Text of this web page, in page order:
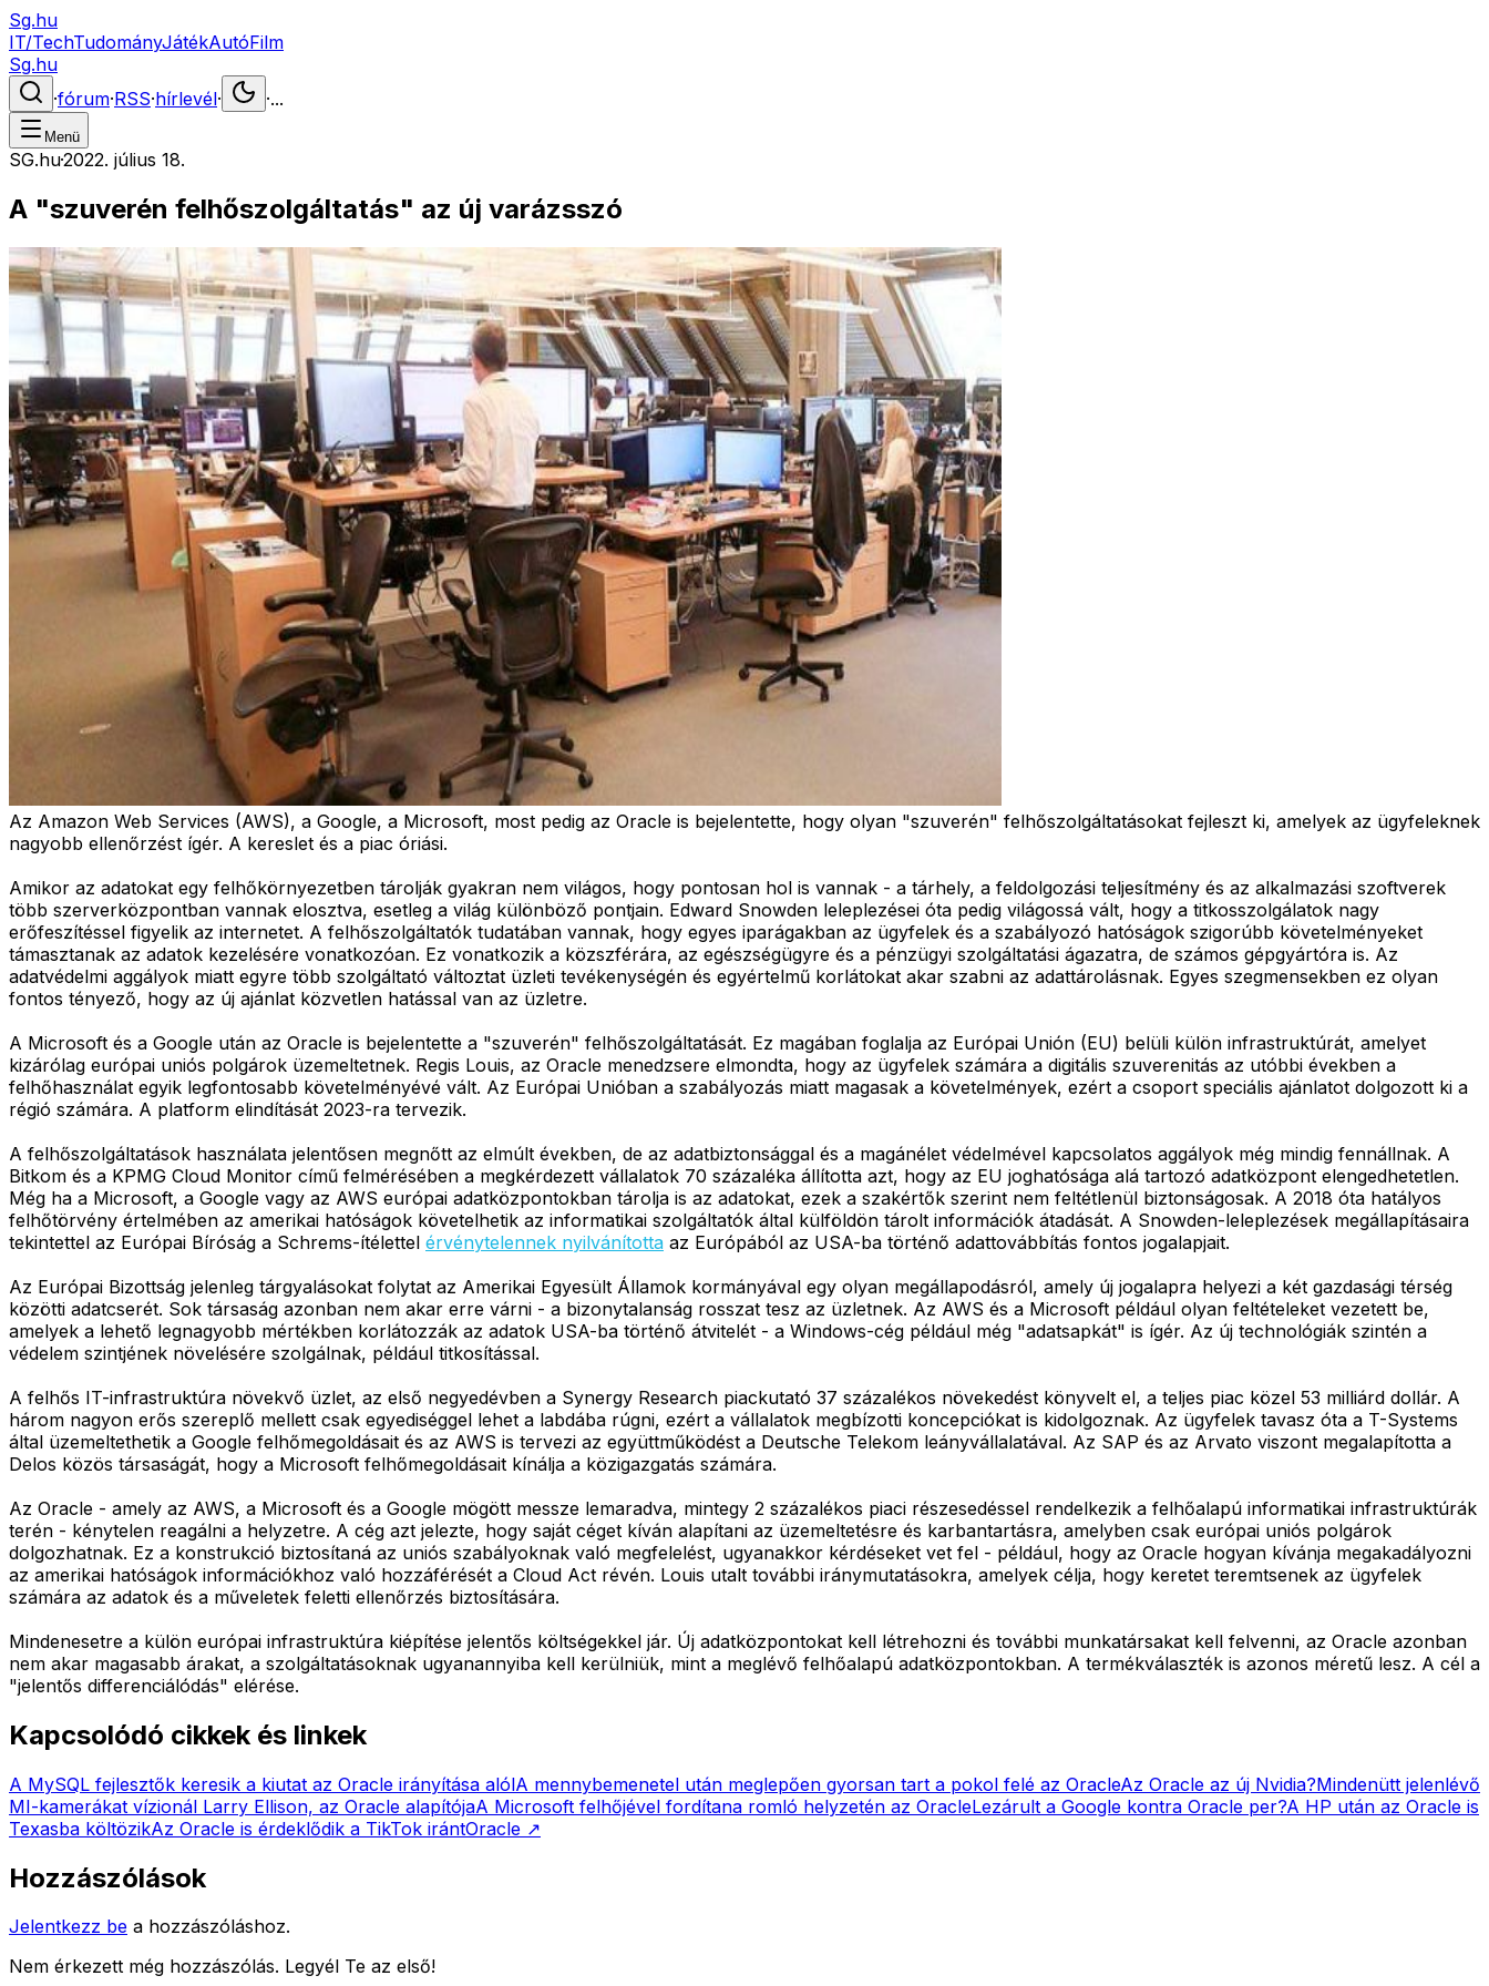
Sg.hu
IT/TechTudományJátékAutóFilm
Sg.hu
·fórum·RSS·hírlevél· ·...
Menü
SG.hu·2022. július 18.
A "szuverén felhőszolgáltatás" az új varázsszó
Az Amazon Web Services (AWS), a Google, a Microsoft, most pedig az Oracle is bejelentette, hogy olyan "szuverén" felhőszolgáltatásokat fejleszt ki, amelyek az ügyfeleknek
nagyobb ellenőrzést ígér. A kereslet és a piac óriási.
Amikor az adatokat egy felhőkörnyezetben tárolják gyakran nem világos, hogy pontosan hol is vannak - a tárhely, a feldolgozási teljesítmény és az alkalmazási szoftverek
több szerverközpontban vannak elosztva, esetleg a világ különböző pontjain. Edward Snowden leleplezései óta pedig világossá vált, hogy a titkosszolgálatok nagy
erőfeszítéssel figyelik az internetet. A felhőszolgáltatók tudatában vannak, hogy egyes iparágakban az ügyfelek és a szabályozó hatóságok szigorúbb követelményeket
támasztanak az adatok kezelésére vonatkozóan. Ez vonatkozik a közszférára, az egészségügyre és a pénzügyi szolgáltatási ágazatra, de számos gépgyártóra is. Az
adatvédelmi aggályok miatt egyre több szolgáltató változtat üzleti tevékenységén és egyértelmű korlátokat akar szabni az adattárolásnak. Egyes szegmensekben ez olyan
fontos tényező, hogy az új ajánlat közvetlen hatással van az üzletre.
A Microsoft és a Google után az Oracle is bejelentette a "szuverén" felhőszolgáltatását. Ez magában foglalja az Európai Unión (EU) belüli külön infrastruktúrát, amelyet
kizárólag európai uniós polgárok üzemeltetnek. Regis Louis, az Oracle menedzsere elmondta, hogy az ügyfelek számára a digitális szuverenitás az utóbbi években a
felhőhasználat egyik legfontosabb követelményévé vált. Az Európai Unióban a szabályozás miatt magasak a követelmények, ezért a csoport speciális ajánlatot dolgozott ki a
régió számára. A platform elindítását 2023-ra tervezik.
A felhőszolgáltatások használata jelentősen megnőtt az elmúlt években, de az adatbiztonsággal és a magánélet védelmével kapcsolatos aggályok még mindig fennállnak. A
Bitkom és a KPMG Cloud Monitor című felmérésében a megkérdezett vállalatok 70 százaléka állította azt, hogy az EU joghatósága alá tartozó adatközpont elengedhetetlen.
Még ha a Microsoft, a Google vagy az AWS európai adatközpontokban tárolja is az adatokat, ezek a szakértők szerint nem feltétlenül biztonságosak. A 2018 óta hatályos
felhőtörvény értelmében az amerikai hatóságok követelhetik az informatikai szolgáltatók által külföldön tárolt információk átadását. A Snowden-leleplezések megállapításaira
tekintettel az Európai Bíróság a Schrems-ítélettel érvénytelennek nyilvánította az Európából az USA-ba történő adattovábbítás fontos jogalapjait.
Az Európai Bizottság jelenleg tárgyalásokat folytat az Amerikai Egyesült Államok kormányával egy olyan megállapodásról, amely új jogalapra helyezi a két gazdasági térség
közötti adatcserét. Sok társaság azonban nem akar erre várni - a bizonytalanság rosszat tesz az üzletnek. Az AWS és a Microsoft például olyan feltételeket vezetett be,
amelyek a lehető legnagyobb mértékben korlátozzák az adatok USA-ba történő átvitelét - a Windows-cég például még "adatsapkát" is ígér. Az új technológiák szintén a
védelem szintjének növelésére szolgálnak, például titkosítással.
A felhős IT-infrastruktúra növekvő üzlet, az első negyedévben a Synergy Research piackutató 37 százalékos növekedést könyvelt el, a teljes piac közel 53 milliárd dollár. A
három nagyon erős szereplő mellett csak egyediséggel lehet a labdába rúgni, ezért a vállalatok megbízotti koncepciókat is kidolgoznak. Az ügyfelek tavasz óta a T-Systems
által üzemeltethetik a Google felhőmegoldásait és az AWS is tervezi az együttműködést a Deutsche Telekom leányvállalatával. Az SAP és az Arvato viszont megalapította a
Delos közös társaságát, hogy a Microsoft felhőmegoldásait kínálja a közigazgatás számára.
Az Oracle - amely az AWS, a Microsoft és a Google mögött messze lemaradva, mintegy 2 százalékos piaci részesedéssel rendelkezik a felhőalapú informatikai infrastruktúrák
terén - kénytelen reagálni a helyzetre. A cég azt jelezte, hogy saját céget kíván alapítani az üzemeltetésre és karbantartásra, amelyben csak európai uniós polgárok
dolgozhatnak. Ez a konstrukció biztosítaná az uniós szabályoknak való megfelelést, ugyanakkor kérdéseket vet fel - például, hogy az Oracle hogyan kívánja megakadályozni
az amerikai hatóságok információkhoz való hozzáférését a Cloud Act révén. Louis utalt további iránymutatásokra, amelyek célja, hogy keretet teremtsenek az ügyfelek
számára az adatok és a műveletek feletti ellenőrzés biztosítására.
Mindenesetre a külön európai infrastruktúra kiépítése jelentős költségekkel jár. Új adatközpontokat kell létrehozni és további munkatársakat kell felvenni, az Oracle azonban
nem akar magasabb árakat, a szolgáltatásoknak ugyanannyiba kell kerülniük, mint a meglévő felhőalapú adatközpontokban. A termékválaszték is azonos méretű lesz. A cél a
"jelentős differenciálódás" elérése.
Kapcsolódó cikkek és linkek
A MySQL fejlesztők keresik a kiutat az Oracle irányítása alólA mennybemenetel után meglepően gyorsan tart a pokol felé az OracleAz Oracle az új Nvidia?Mindenütt jelenlévő
MI-kamerákat vízionál Larry Ellison, az Oracle alapítójaA Microsoft felhőjével fordítana romló helyzetén az OracleLezárult a Google kontra Oracle per?A HP után az Oracle is
Texasba költözikAz Oracle is érdeklődik a TikTok irántOracle ↗
Hozzászólások
Jelentkezz be a hozzászóláshoz.
Nem érkezett még hozzászólás. Legyél Te az első!